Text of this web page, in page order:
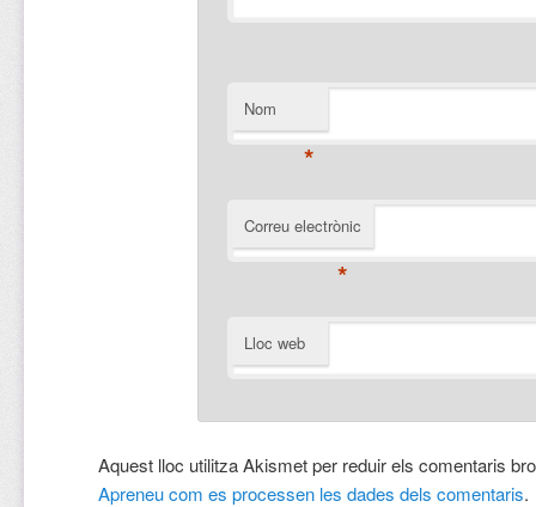
Nom
*
Correu electrònic
*
Lloc web
Aquest lloc utilitza Akismet per reduir els comentaris
Apreneu com es processen les dades dels comentaris.